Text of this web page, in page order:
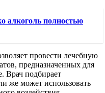
алкоголь полностью
провести лечебную
предназначенных для
Врач подбирает
же может использовать